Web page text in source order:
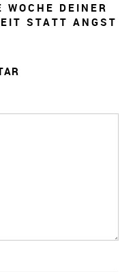
WOCHE DEINER
STATT ANGST